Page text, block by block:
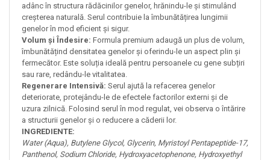
adânc în structura rădăcinilor genelor, hrănindu-le și stimulând
creșterea naturală. Serul contribuie la îmbunătățirea lungimii
genelor în mod eficient și sigur.
Volum și Îndesire: Formula premium adaugă un plus de volum,
îmbunătățind densitatea genelor și oferindu-le un aspect plin și
fermecător. Este soluția ideală pentru persoanele cu gene subțiri
sau rare, redându-le vitalitatea.
Regenerare Intensivă: Serul ajută la refacerea genelor
deteriorate, protejându-le de efectele factorilor externi și de
uzura zilnică. Folosind serul în mod regulat, vei observa o întărire
a structurii genelor și o reducere a căderii lor.
INGREDIENTE:
Water (Aqua), Butylene Glycol, Glycerin, Myristoyl Pentapeptide-17,
Panthenol, Sodium Chloride, Hydroxyacetophenone, Hydroxyethyl